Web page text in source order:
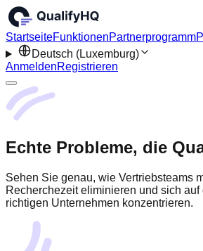
StartseiteFunktionenPartnerprogramm
Deutsch (Luxemburg)
AnmeldenRegistrieren
Echte Probleme, die
Sehen Sie genau, wie Vertriebsteams
Recherchezeit eliminieren und sich auf
richtigen Unternehmen konzentrieren.